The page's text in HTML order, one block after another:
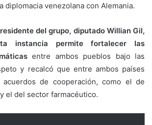
diplomacia venezolana con Alemania.
del grupo, diputado Willian Gil,
instancia permite fortalecer las
entre ambos pueblos bajo las
y recalcó que entre ambos países
de cooperación, como el de
el del sector farmacéutico.